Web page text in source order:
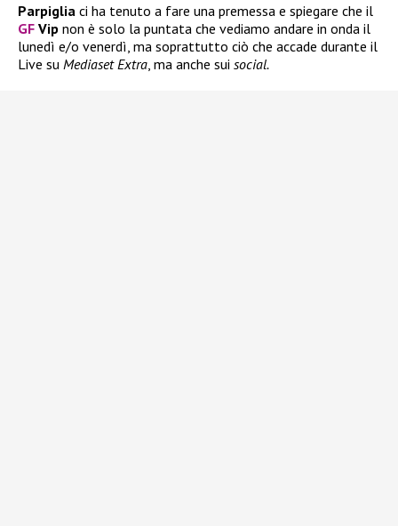
Parpiglia ci ha tenuto a fare una premessa e spiegare che il
GF Vip non è solo la puntata che vediamo andare in onda il
lunedì e/o venerdì, ma soprattutto ciò che accade durante il
Live su Mediaset Extra, ma anche sui social.